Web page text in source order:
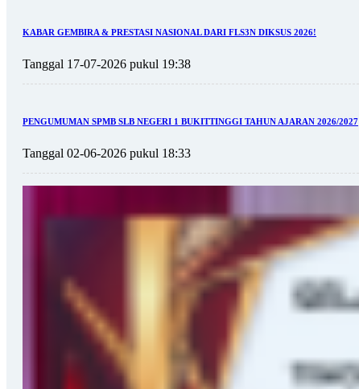
KABAR GEMBIRA & PRESTASI NASIONAL DARI FLS3N DIKSUS 2026!
Tanggal 17-07-2026 pukul 19:38
PENGUMUMAN SPMB SLB NEGERI 1 BUKITTINGGI TAHUN AJARAN 2026/2027
Tanggal 02-06-2026 pukul 18:33